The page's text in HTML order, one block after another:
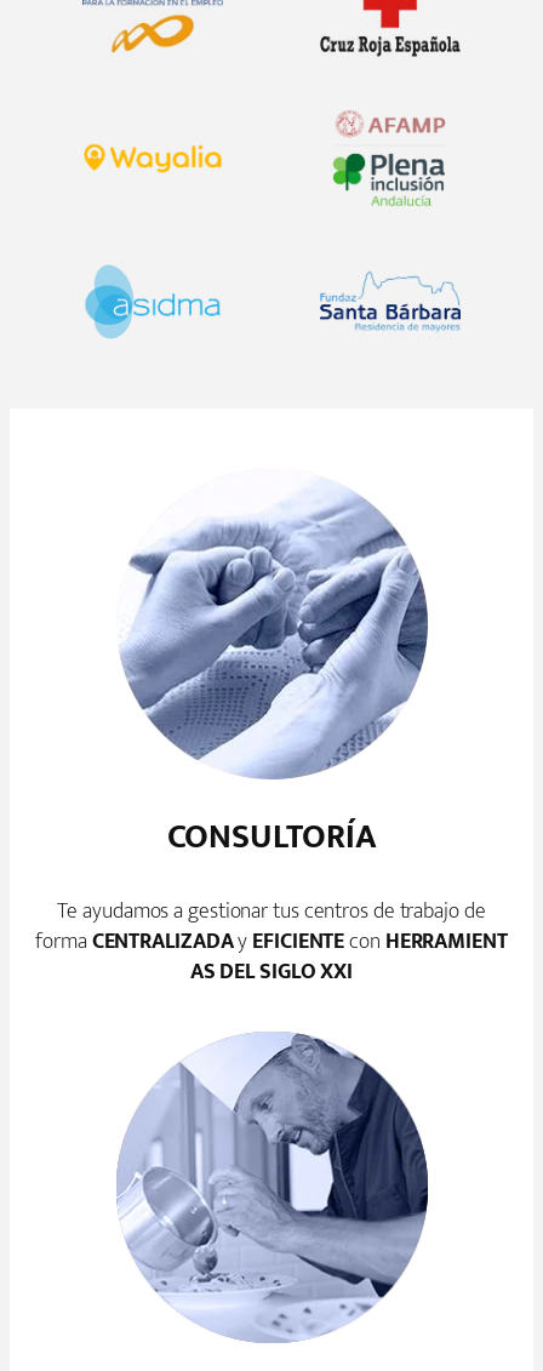
CONSULTORÍA
Te ayudamos a gestionar tus centros de trabajo de
formaCENTRALIZADAyEFICIENTEconHERRAMIENT
AS DEL SIGLO XXI